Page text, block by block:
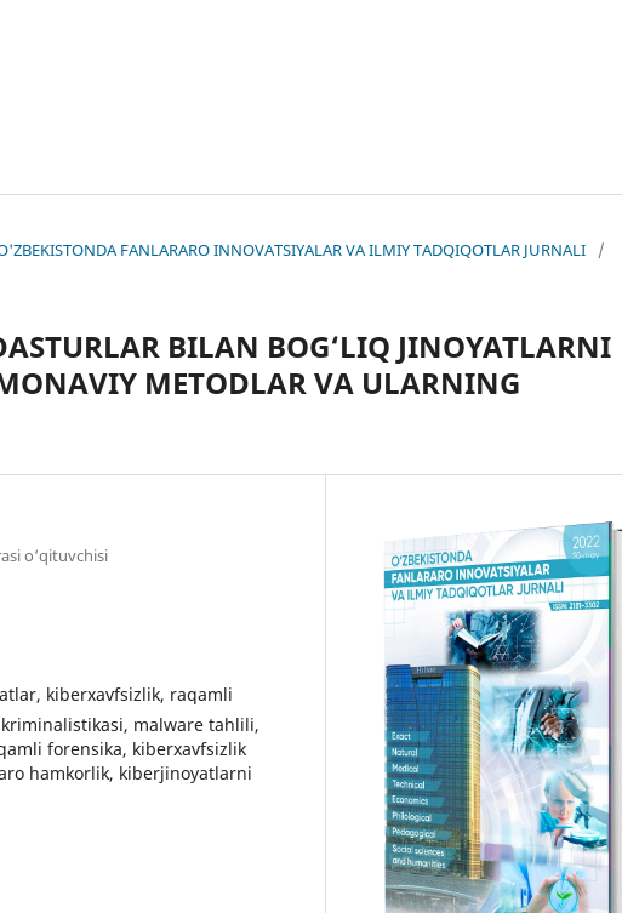
FANLARARO INNOVATSIYALAR VA ILMIY TADQIQOTLAR JURNALI
/
BILAN BOG‘LIQ JINOYATLARNI
METODLAR VA ULARNING
o‘qituvchisi
kiberxavfsizlik, raqamli
malware tahlili,
forensika, kiberxavfsizlik
hamkorlik, kiberjinoyatlarni